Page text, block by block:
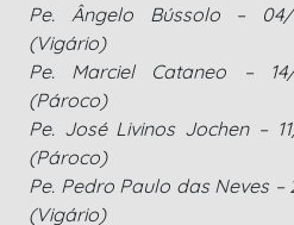
Pe. Ângelo Bússolo – 04/
(Vigário)
Pe. Marciel Cataneo –
(Pároco)
Pe. José Livinos Jochen –
(Pároco)
Pe. Pedro Paulo das Neves –
(Vigário)